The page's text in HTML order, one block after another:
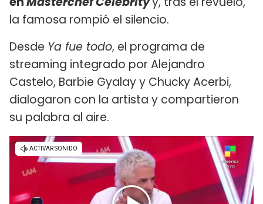
la famosa rompió el silencio.
Desde Ya fue todo, el programa de
streaming integrado por Alejandro
Castelo, Barbie Gyalay y Chucky Acerbi,
dialogaron con la artista y compartieron
su palabra al aire.